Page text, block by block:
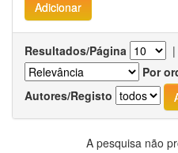
Resultados/Página |
Por
Autores/Registo
A pesquisa não